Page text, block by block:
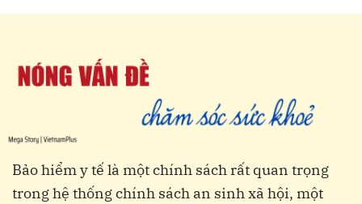
Bảo hiểm y tế là một chính sách rất quan trọng
trong hệ thống chính sách an sinh xã hội, một